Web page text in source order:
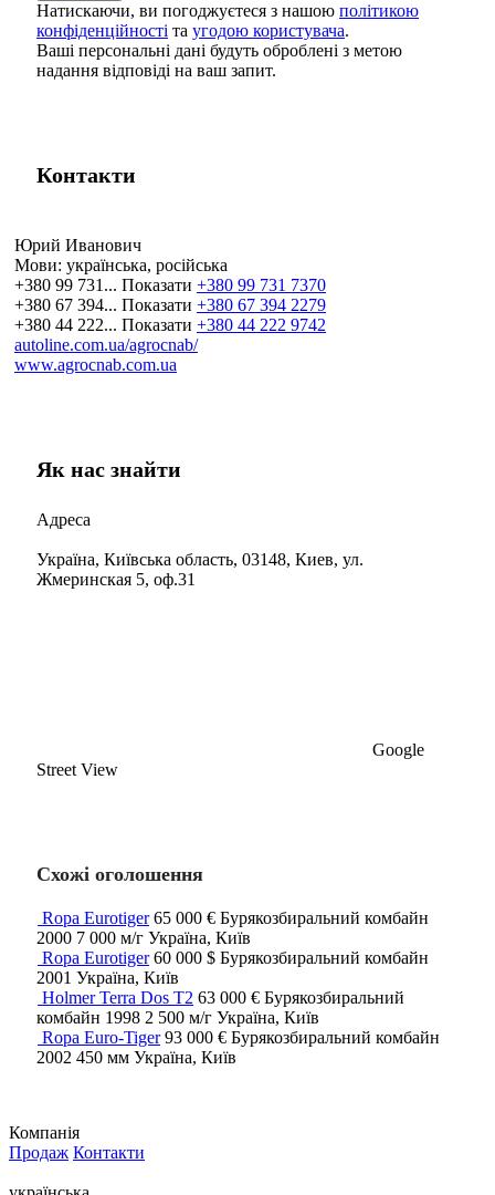
Натискаючи, ви погоджуєтеся з нашою політикою
конфіденційності та угодою користувача.
Ваші персональні дані будуть оброблені з метою
надання відповіді на ваш запит.
Контакти
Юрий Иванович
Мови: українська, російська
+380 99 731... Показати +380 99 731 7370
+380 67 394... Показати +380 67 394 2279
+380 44 222... Показати +380 44 222 9742
autoline.com.ua/agrocnab/
www.agrocnab.com.ua
Як нас знайти
Адреса
Україна, Київська область, 03148, Киев, ул.
Жмеринская 5, оф.31
Google
Street View
Схожі оголошення
Ropa Eurotiger 65 000 € Бурякозбиральний комбайн
2000 7 000 м/г Україна, Київ
Ropa Eurotiger 60 000 $ Бурякозбиральний комбайн
2001 Україна, Київ
Holmer Terra Dos T2 63 000 € Бурякозбиральний
комбайн 1998 2 500 м/г Україна, Київ
Ropa Euro-Tiger 93 000 € Бурякозбиральний комбайн
2002 450 мм Україна, Київ
Компанія
Продаж Контакти